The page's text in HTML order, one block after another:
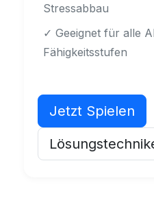
Stressabbau
✓ Geeignet für alle
Fähigkeitsstufen
Jetzt Spielen